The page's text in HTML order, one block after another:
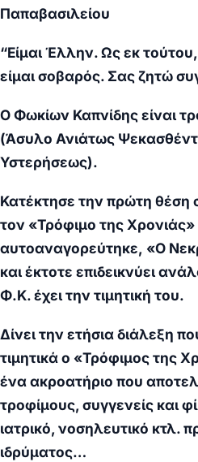
Παπαβασιλείου
“Είμαι Έλλην. Ως εκ
είμαι σοβαρός. Σας ζητώ
Ο Φωκίων Καπνίδης είναι
(Άσυλο Ανιάτως
Υστερήσεως).
Κατέκτησε την πρώτη θέση
τον «Τρόφιμο της
αυτοαναγορεύτηκε, «Ο
και έκτοτε επιδεικνύει
Φ.Κ. έχει την τιμητική του.
Δίνει την ετήσια διάλεξη
τιμητικά ο «Τρόφιμος της
ένα ακροατήριο που
τροφίμους, συγγενείς και
ιατρικό, νοσηλευτικό κτλ.
ιδρύματος…